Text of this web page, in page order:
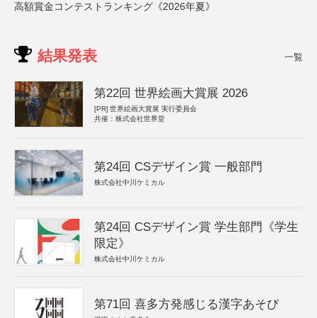
高額賞金コンテストランキング《2026年夏》
結果発表 一覧
第22回 世界絵画大賞展 2026
[PR] 世界絵画大賞展 実行委員会
共催：株式会社世界堂
第24回 CSデザイン賞 一般部門
株式会社中川ケミカル
第24回 CSデザイン賞 学生部門《学生
限定》
株式会社中川ケミカル
第71回 喜多方発感じる漢字あそび